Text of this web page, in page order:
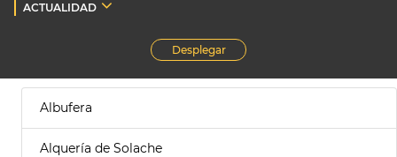
ACTUALIDAD
Desplegar
Albufera
Alquería de Solache